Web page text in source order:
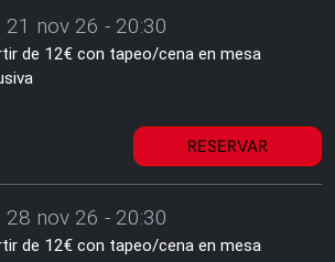
21 nov 26 - 20:30
de 12€ con tapeo/cena en mesa
RESERVAR
28 nov 26 - 20:30
de 12€ con tapeo/cena en mesa